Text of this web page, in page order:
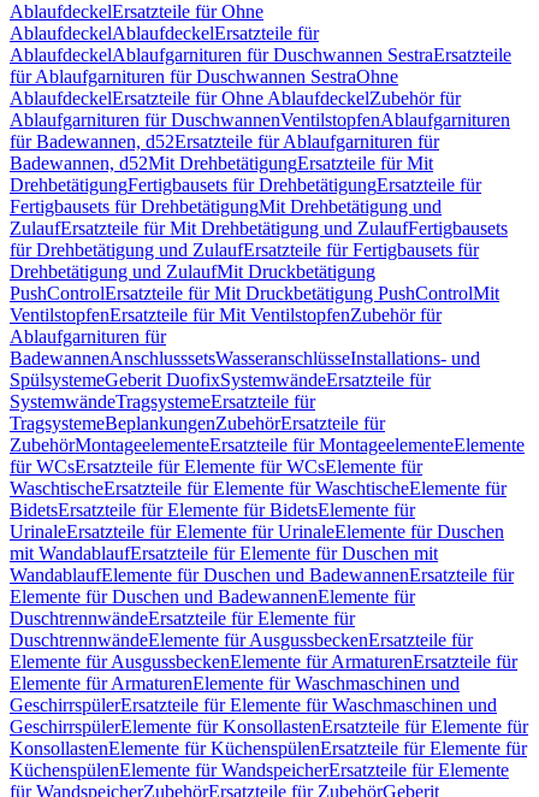
AblaufdeckelErsatzteile für Ohne
AblaufdeckelAblaufdeckelErsatzteile für
AblaufdeckelAblaufgarnituren für Duschwannen SestraErsatzteile
für Ablaufgarnituren für Duschwannen SestraOhne
AblaufdeckelErsatzteile für Ohne AblaufdeckelZubehör für
Ablaufgarnituren für DuschwannenVentilstopfenAblaufgarnituren
für Badewannen, d52Ersatzteile für Ablaufgarnituren für
Badewannen, d52Mit DrehbetätigungErsatzteile für Mit
DrehbetätigungFertigbausets für DrehbetätigungErsatzteile für
Fertigbausets für DrehbetätigungMit Drehbetätigung und
ZulaufErsatzteile für Mit Drehbetätigung und ZulaufFertigbausets
für Drehbetätigung und ZulaufErsatzteile für Fertigbausets für
Drehbetätigung und ZulaufMit Druckbetätigung
PushControlErsatzteile für Mit Druckbetätigung PushControlMit
VentilstopfenErsatzteile für Mit VentilstopfenZubehör für
Ablaufgarnituren für
BadewannenAnschlusssetsWasseranschlüsseInstallations- und
SpülsystemeGeberit DuofixSystemwändeErsatzteile für
SystemwändeTragsystemeErsatzteile für
TragsystemeBeplankungenZubehörErsatzteile für
ZubehörMontageelementeErsatzteile für MontageelementeElemente
für WCsErsatzteile für Elemente für WCsElemente für
WaschtischeErsatzteile für Elemente für WaschtischeElemente für
BidetsErsatzteile für Elemente für BidetsElemente für
UrinaleErsatzteile für Elemente für UrinaleElemente für Duschen
mit WandablaufErsatzteile für Elemente für Duschen mit
WandablaufElemente für Duschen und BadewannenErsatzteile für
Elemente für Duschen und BadewannenElemente für
DuschtrennwändeErsatzteile für Elemente für
DuschtrennwändeElemente für AusgussbeckenErsatzteile für
Elemente für AusgussbeckenElemente für ArmaturenErsatzteile für
Elemente für ArmaturenElemente für Waschmaschinen und
GeschirrspülerErsatzteile für Elemente für Waschmaschinen und
GeschirrspülerElemente für KonsollastenErsatzteile für Elemente für
KonsollastenElemente für KüchenspülenErsatzteile für Elemente für
KüchenspülenElemente für WandspeicherErsatzteile für Elemente
für WandspeicherZubehörErsatzteile für ZubehörGeberit